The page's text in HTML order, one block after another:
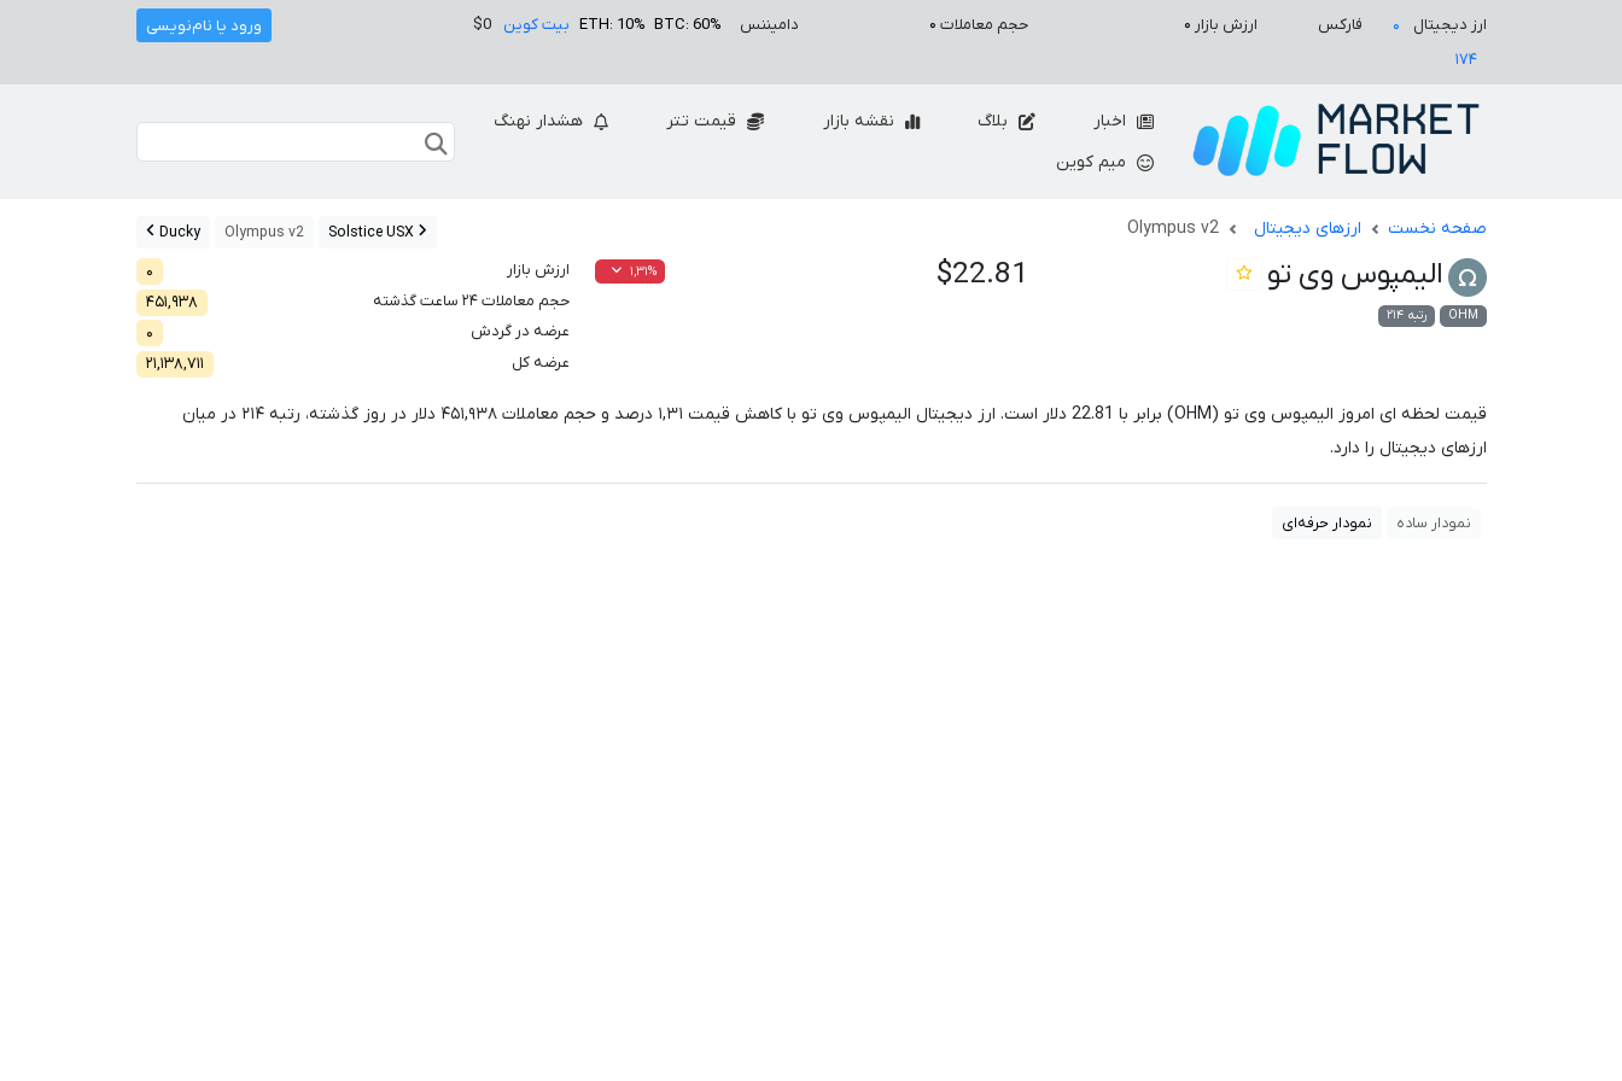
ارز دیجیتال ۰
فارکس
۱۷۴
ارزش بازار ۰ حجم معاملات ۰ دامیننس BTC: 60%
ETH: 10% بیت کوین $0 ورود یا نام‌نویسی
اخبار بلاگ نقشه بازار قیمت تتر
هشدار نهنگ
میم کوین
صفحه نخست ارزهای دیجیتال Olympus v2
Solstice USX
Olympus v2
Ducky
الیمپوس وی تو
OHM رتبه ۲۱۴
$22.81 ۱,۳۱% ارزش بازار
۰
حجم معاملات ۲۴ ساعت گذشته
۴۵۱,۹۳۸
عرضه در گردش
۰
عرضه کل
۲۱,۱۳۸,۷۱۱
قیمت لحظه ای امروز الیمپوس وی تو (OHM) برابر با 22.81 دلار است. ارز دیجیتال الیمپوس وی تو با کاهش قیمت ۱,۳۱ درصد و حجم معاملات۴۵۱,۹۳۸ دلار در روز گذشته، رتبه۲۱۴ در میان
ارزهای دیجیتال را دارد.
نمودار ساده نمودار حرفه‌ای